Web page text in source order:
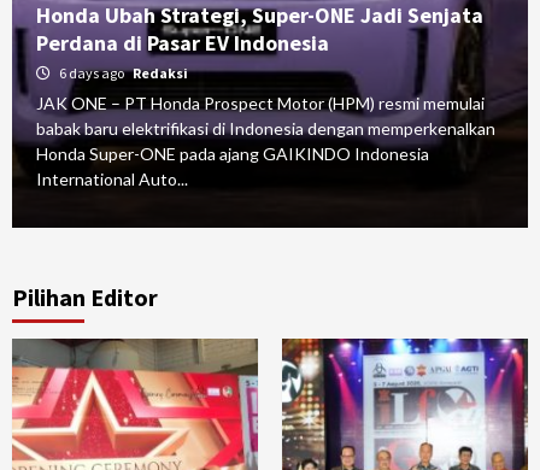
Honda Ubah Strategi, Super-ONE Jadi Senjata
Perdana di Pasar EV Indonesia
6 days ago Redaksi
JAK ONE – PT Honda Prospect Motor (HPM) resmi memulai
babak baru elektrifikasi di Indonesia dengan memperkenalkan
Honda Super-ONE pada ajang GAIKINDO Indonesia
International Auto...
Pilihan Editor